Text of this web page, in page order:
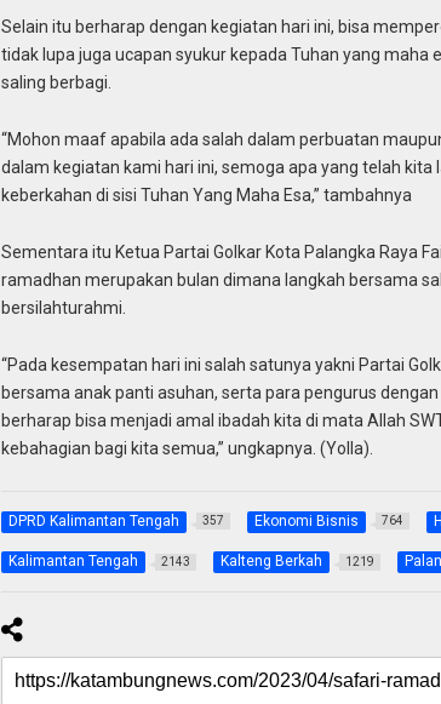
Selain itu berharap dengan kegiatan hari ini, bisa
tidak lupa juga ucapan syukur kepada Tuhan yang maha
saling berbagi.
“Mohon maaf apabila ada salah dalam perbuatan
dalam kegiatan kami hari ini, semoga apa yang telah
keberkahan di sisi Tuhan Yang Maha Esa,” tambahnya
Sementara itu Ketua Partai Golkar Kota Palangka Raya
ramadhan merupakan bulan dimana langkah bersama
bersilahturahmi.
“Pada kesempatan hari ini salah satunya yakni Partai
bersama anak panti asuhan, serta para pengurus
berharap bisa menjadi amal ibadah kita di mata Allah
kebahagian bagi kita semua,” ungkapnya. (Yolla).
DPRD Kalimantan Tengah 357 Ekonomi Bisnis 764
Kalimantan Tengah 2143 Kalteng Berkah 1219